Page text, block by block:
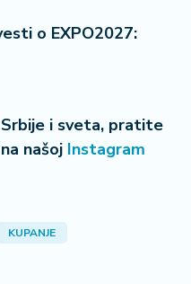
o EXPO2027:
Srbije i sveta, pratite
našoj Instagram
KUPANJE